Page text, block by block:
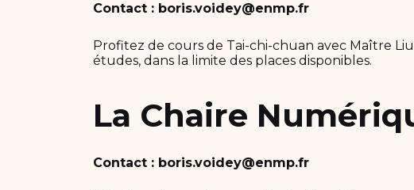
Contact : boris.voidey@enmp.fr
Profitez de cours de Tai-chi-chuan avec Maître
études, dans la limite des places disponibles.
La Chaire
Contact : boris.voidey@enmp.fr